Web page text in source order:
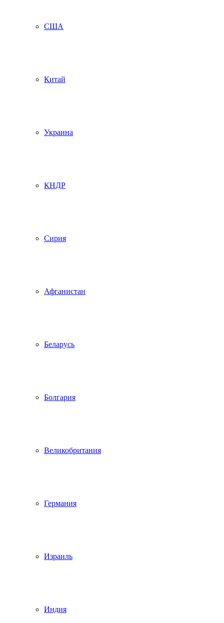
США
Китай
Украина
КНДР
Сирия
Афганистан
Беларусь
Болгария
Великобритания
Германия
Израиль
Индия